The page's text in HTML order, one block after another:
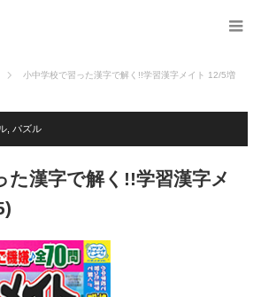
小中学校で習った漢字で解く!!学習漢字メイト 12/5増
パズル
た漢字で解く!!学習漢字メ